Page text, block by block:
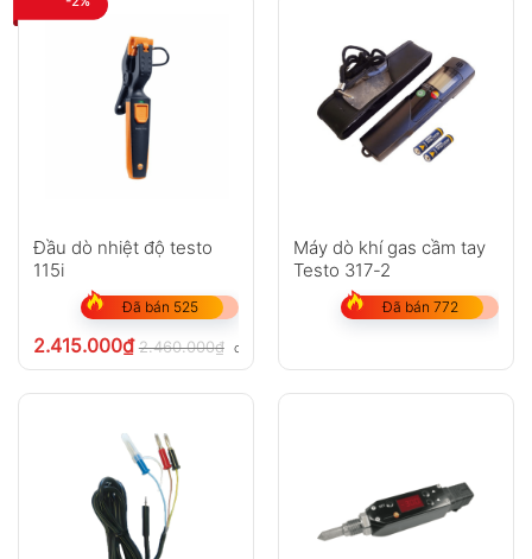
Đầu dò nhiệt độ testo
115i
Đã bán 525
2.415.000₫ 2.460.000₫ chưa VAT 8%
Máy dò khí gas cầm tay
Testo 317-2
Đã bán 772